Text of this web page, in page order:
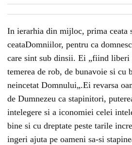
In ierarhia din mijloc, prima ceata
ceataDomniilor, pentru ca
care sint sub dinsii. Ei „fiind liberi
temerea de rob, de bunavoie si cu
neincetat Domnului„.Ei revarsa
de Dumnezeu ca stapinitori,
intelegere si a iconomiei celei
bine si cu dreptate peste tarile
ingeri ajuta pe oameni sa-si